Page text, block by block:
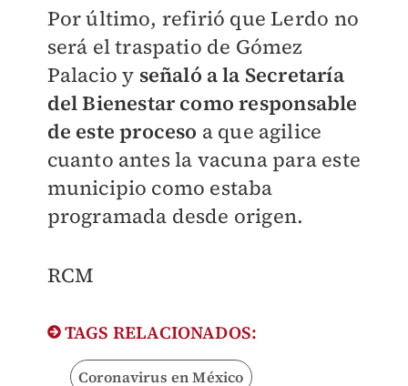
Por último, refirió que Lerdo no
será el traspatio de Gómez
Palacio y señaló a la Secretaría
del Bienestar como responsable
de este proceso a que agilice
cuanto antes la vacuna para este
municipio como estaba
programada desde origen.
RCM
TAGS RELACIONADOS:
Coronavirus en México